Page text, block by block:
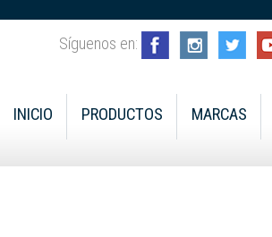
Síguenos en:
INICIO PRODUCTOS MARCAS